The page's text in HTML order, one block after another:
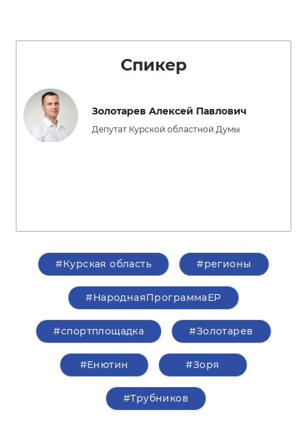
Спикер
Золотарев Алексей Павлович
Депутат Курской областной Думы
#Курская область #регионы
#НароднаяПрограммаЕР
#спортплощадка #Золотарев
#Енютин #Зоря
#Трубников